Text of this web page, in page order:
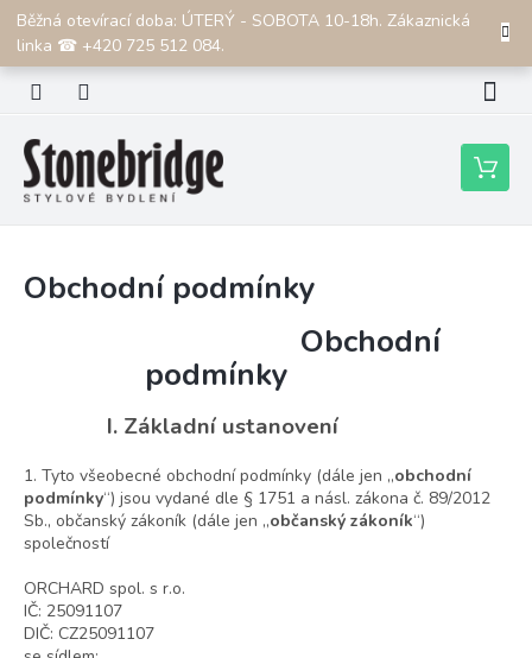
Přejít
obsah
Běžná otevírací doba: ÚTERÝ - SOBOTA 10-18h. Zákaznická
linka ☎ +420 725 512 084.
CZK
Nákupní
košík
Obchodní podmínky
Obchodní
podmínky
I. Základní ustanovení
1. Tyto všeobecné obchodní podmínky (dále jen „obchodní
podmínky“) jsou vydané dle § 1751 a násl. zákona č. 89/2012
Sb., občanský zákoník (dále jen „občanský zákoník“)
společností
ORCHARD spol. s r.o.
IČ: 25091107
DIČ: CZ25091107